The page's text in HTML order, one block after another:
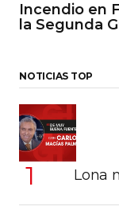
Incendio en
la Segunda
NOTICIAS TOP
Lona